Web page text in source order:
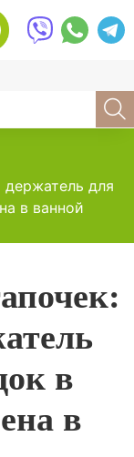
для
в ванной
в
в